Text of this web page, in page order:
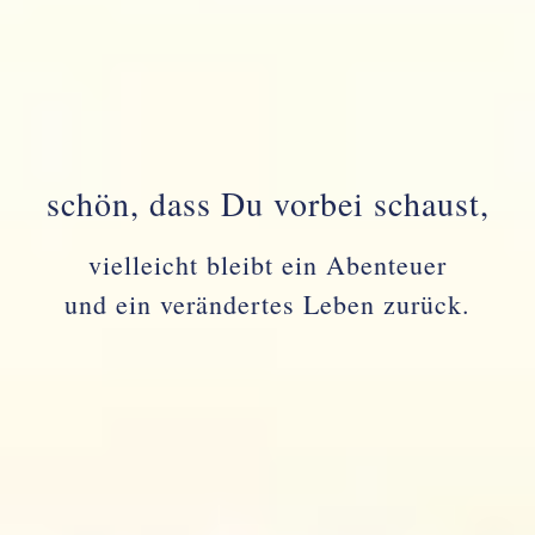
schön, dass Du vorbei schaust,
vielleicht bleibt ein Abenteuer
und ein verändertes Leben zurück.